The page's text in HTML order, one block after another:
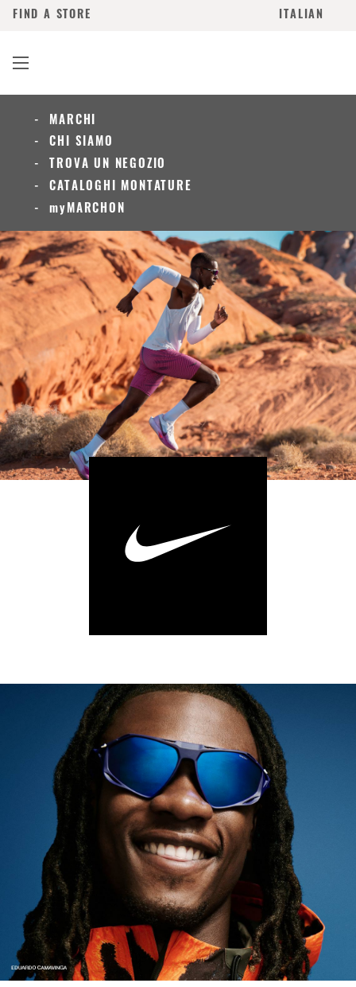
ITALIAN
FIND A STORE
MARCHI
CHI SIAMO
TROVA UN NEGOZIO
CATALOGHI MONTATURE
myMARCHON